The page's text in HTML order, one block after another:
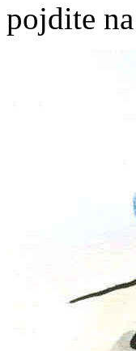
pojdite na